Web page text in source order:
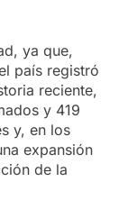
ya que,
país registró
reciente,
y 419
y, en los
expansión
de la